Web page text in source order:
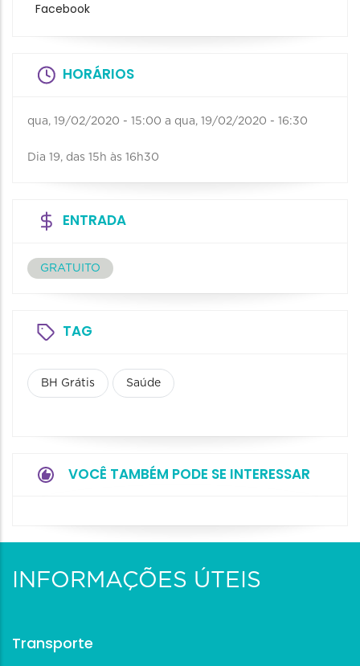
Facebook
HORÁRIOS
qua, 19/02/2020 - 15:00 a qua, 19/02/2020 - 16:30
Dia 19, das 15h às 16h30
ENTRADA
GRATUITO
TAG
BH Grátis Saúde
VOCÊ TAMBÉM PODE SE INTERESSAR
INFORMAÇÕES ÚTEIS
Transporte